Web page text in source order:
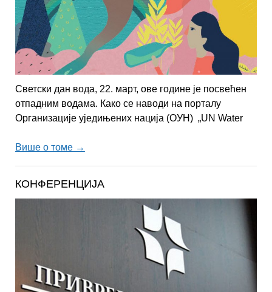
Светски дан вода, 22. март, ове године је посвећен
отпадним водама. Како се наводи на порталу
Организације уједињених нација (ОУН) „UN Water
Више о томе →
КОНФЕРЕНЦИЈА